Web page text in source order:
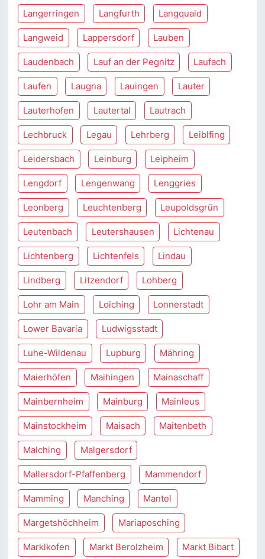
Langerringen Langfurth Langquaid
Langweid Lappersdorf Lauben
Laudenbach Lauf an der Pegnitz Laufach
Laufen Laugna Lauingen Lauter
Lauterhofen Lautertal Lautrach
Lechbruck Legau Lehrberg Leiblfing
Leidersbach Leinburg Leipheim
Lengdorf Lengenwang Lenggries
Leonberg Leuchtenberg Leupoldsgrün
Leutenbach Leutershausen Lichtenau
Lichtenberg Lichtenfels Lindau
Lindberg Litzendorf Lohberg
Lohr am Main Loiching Lonnerstadt
Lower Bavaria Ludwigsstadt
Luhe-Wildenau Lupburg Mähring
Maierhöfen Maihingen Mainaschaff
Mainbernheim Mainburg Mainleus
Mainstockheim Maisach Maitenbeth
Malching Malgersdorf
Mallersdorf-Pfaffenberg Mammendorf
Mamming Manching Mantel
Margetshöchheim Mariaposching
Marklkofen Markt Berolzheim Markt Bibart